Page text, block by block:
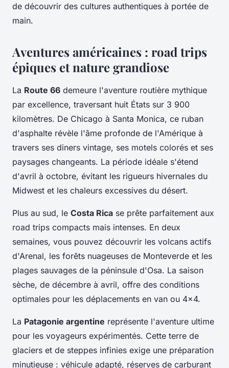
de découvrir des cultures authentiques à portée de
main.
Aventures américaines : road trips
épiques et nature grandiose
La Route 66 demeure l'aventure routière mythique
par excellence, traversant huit États sur 3 900
kilomètres. De Chicago à Santa Monica, ce ruban
d'asphalte révèle l'âme profonde de l'Amérique à
travers ses diners vintage, ses motels colorés et ses
paysages changeants. La période idéale s'étend
d'avril à octobre, évitant les rigueurs hivernales du
Midwest et les chaleurs excessives du désert.
Plus au sud, le Costa Rica se prête parfaitement aux
road trips compacts mais intenses. En deux
semaines, vous pouvez découvrir les volcans actifs
d'Arenal, les forêts nuageuses de Monteverde et les
plages sauvages de la péninsule d'Osa. La saison
sèche, de décembre à avril, offre des conditions
optimales pour les déplacements en van ou 4x4.
La Patagonie argentine représente l'aventure ultime
pour les voyageurs expérimentés. Cette terre de
glaciers et de steppes infinies exige une préparation
minutieuse : véhicule adapté, réserves de carburant